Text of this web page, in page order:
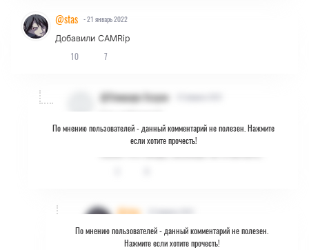
@stas - 21 январь 2022
Добавили CAMRip
10 7
@Ониширо Хозуки
А ты эту фигню ещё в январе написал,
По мнению пользователей -данный комментарий не полезен. Нажмите
если хотите прочесть!
@stas - 22 февраль 2022
Там 2 плеера и оба рабочие, лично
заливал)
По мнению пользователей -данный комментарий не полезен.
Нажмите если хотите прочесть!